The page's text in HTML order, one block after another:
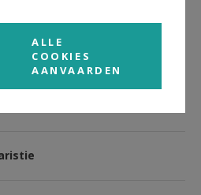
ALLE
COOKIES
AANVAARDEN